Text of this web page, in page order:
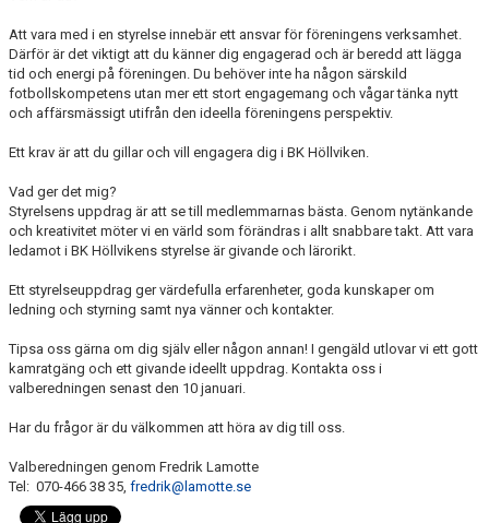
Att vara med i en styrelse innebär ett ansvar för föreningens verksamhet.
Därför är det viktigt att du känner dig engagerad och är beredd att lägga
tid och energi på föreningen. Du behöver inte ha någon särskild
fotbollskompetens utan mer ett stort engagemang och vågar tänka nytt
och affärsmässigt utifrån den ideella föreningens perspektiv.
Ett krav är att du gillar och vill engagera dig i BK Höllviken.
Vad ger det mig?
Styrelsens uppdrag är att se till medlemmarnas bästa. Genom nytänkande
och kreativitet möter vi en värld som förändras i allt snabbare takt. Att vara
ledamot i BK Höllvikens styrelse är givande och lärorikt.
Ett styrelseuppdrag ger värdefulla erfarenheter, goda kunskaper om
ledning och styrning samt nya vänner och kontakter.
Tipsa oss gärna om dig själv eller någon annan! I gengäld utlovar vi ett gott
kamratgäng och ett givande ideellt uppdrag. Kontakta oss i
valberedningen senast den 10 januari.
Har du frågor är du välkommen att höra av dig till oss.
Valberedningen genom Fredrik Lamotte
Tel: 070-466 38 35, fredrik@lamotte.se